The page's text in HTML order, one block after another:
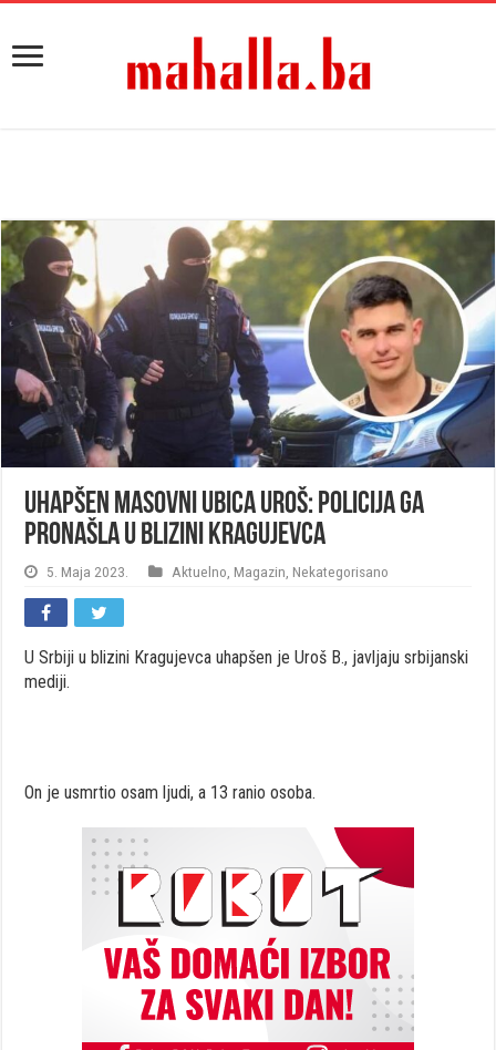
Uhapšen masovni ubica Uroš: Policija ga
pronašla u blizini Kragujevca
5. Maja 2023. Aktuelno Magazin Nekategorisano
U Srbiji u blizini Kragujevca uhapšen je Uroš B., javljaju srbijanski
mediji.
On je usmrtio osam ljudi, a 13 ranio osoba.